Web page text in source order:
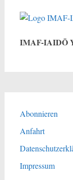
IMAF-IAIDŌ
Abonnieren
Anfahrt
Impressum